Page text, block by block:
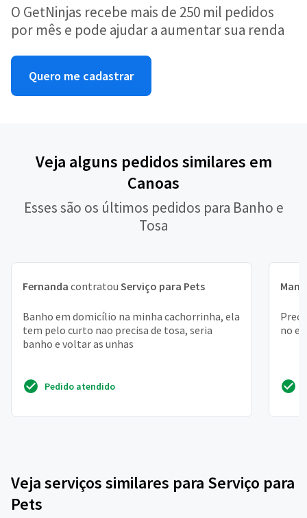
O GetNinjas recebe mais de 250 mil pedidos
por mês e pode ajudar a aumentar sua renda
Quero me cadastrar
Veja alguns pedidos similares em
Canoas
Esses são os últimos pedidos para Banho e
Tosa
Fernanda contratou Serviço para Pets
Banho em domicílio na minha cachorrinha, ela
tem pelo curto nao precisa de tosa, seria
banho e voltar as unhas
Pedido atendido
no
Veja serviços similares para Serviço para
Pets